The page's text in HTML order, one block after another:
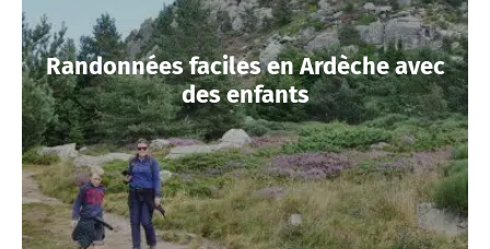
Randonnées faciles en Ardèche avec
des enfants